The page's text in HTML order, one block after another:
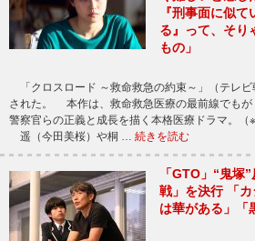
『刑事面に似
る』って、そり
もの」
「クロスロード ～救命救急の約束～」（テレ
された。 本作は、救命救急医療の最前線でもが
警察官らの正義と成長を描く本格医療ドラマ。（
遥（今田美桜）や桐 … 続きを読む
「GTO」“鬼塚
戦」を決行 「
は華がある」「